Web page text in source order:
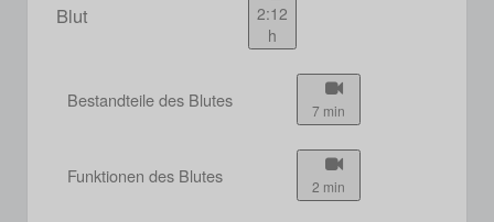
Blut
2:12
h
Bestandteile des Blutes 7 min
Funktionen des Blutes 2 min